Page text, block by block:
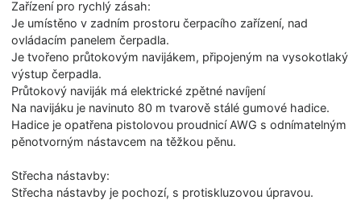
Zařízení pro rychlý zásah:
Je umístěno v zadním prostoru čerpacího zařízení, nad
ovládacím panelem čerpadla.
Je tvořeno průtokovým navijákem, připojeným na vysokotlaký
výstup čerpadla.
Průtokový naviják má elektrické zpětné navíjení
Na navijáku je navinuto 80 m tvarově stálé gumové hadice.
Hadice je opatřena pistolovou proudnicí AWG s odnímatelným
pěnotvorným nástavcem na těžkou pěnu.
Střecha nástavby:
Střecha nástavby je pochozí, s protiskluzovou úpravou.